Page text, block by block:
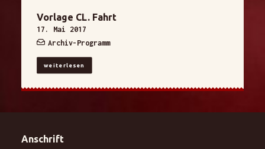
Vorlage CL. Fahrt
17. Mai 2017
Archiv-Programm
weiterlesen
Anschrift